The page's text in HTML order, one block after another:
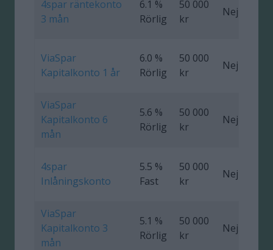
4spar räntekonto
3 mån
6.1 %
Rörlig
50 000
kr
Nej
ViaSpar
Kapitalkonto 1 år
6.0 %
Rörlig
50 000
kr
Nej
ViaSpar
Kapitalkonto 6
mån
5.6 %
Rörlig
50 000
kr
Nej
4spar
Inlåningskonto
5.5 %
Fast
50 000
kr
Nej
ViaSpar
Kapitalkonto 3
mån
5.1 %
Rörlig
50 000
kr
Nej